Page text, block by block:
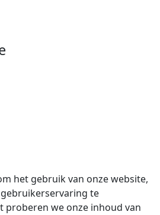
het gebruik van onze website,
te
proberen we onze inhoud van